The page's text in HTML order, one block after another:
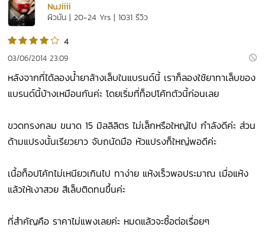
NuJiiii
ผิวมัน | 20-24 Yrs | 1031 รีวิว
4
03/06/2014 23:09
หลังจากที่ได้ลองน้ำยาล้างเล็บในแบรนด์นี้ เราก็ลองใช้ยาทาเล็บของ
แบรนด์นี้บ้างเหมือนกันค่ะ โดยเริ่มที่ท็อปโค้ทตัวนี้ก่อนเลย
ขวดทรงกลม ขนาด 15 มิลลิลิตร ไม่เล็กหรือใหญ่ไป กำลังดีค่ะ ส่วน
ด้ามแปรงนั้นเรียวยาว จับถนัดมือ หัวแปรงก็ใหญ่พอดีค่ะ
เนื้อท็อปโค้ทไม่เหนียวเกินไป ทาง่าย แห้งเร็วพอประมาณ เมื่อแห้ง
แล้วให้เงาสวย สีเล็บติดทนขึ้นค่ะ
ที่สำคัญคือ ราคาไม่แพงเลยค่ะ หมดแล้วจะซื้อต่อเรื่อยๆ